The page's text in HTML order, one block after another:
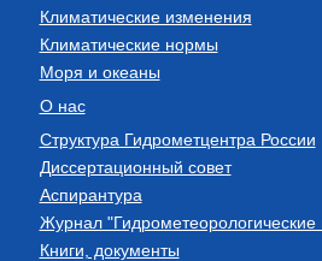
Климатические изменения
Климатические нормы
Моря и океаны
О нас
Структура Гидрометцентра России
Диссертационный совет
Аспирантура
Журнал "Гидрометеорологические
Книги, документы